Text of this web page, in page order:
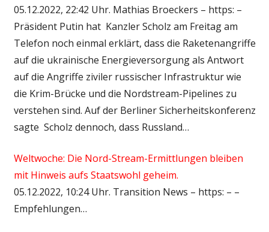
05.12.2022, 22:42 Uhr. Mathias Broeckers – https: –
Präsident Putin hat Kanzler Scholz am Freitag am
Telefon noch einmal erklärt, dass die Raketenangriffe
auf die ukrainische Energieversorgung als Antwort
auf die Angriffe ziviler russischer Infrastruktur wie
die Krim-Brücke und die Nordstream-Pipelines zu
verstehen sind. Auf der Berliner Sicherheitskonferenz
sagte Scholz dennoch, dass Russland…
Weltwoche: Die Nord-Stream-Ermittlungen bleiben
mit Hinweis aufs Staatswohl geheim.
05.12.2022, 10:24 Uhr. Transition News – https: – –
Empfehlungen…